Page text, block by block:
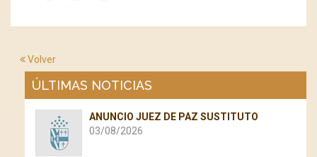
Volver
ÚLTIMAS NOTICIAS
ANUNCIO JUEZ DE PAZ SUSTITUTO
03/08/2026